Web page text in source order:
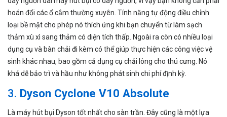
hoán đổi các ổ cắm thường xuyên. Tính năng tự động điều chỉnh
loại bề mặt cho phép nó thích ứng khi bạn chuyển từ làm sạch
thảm xù xì sang thảm có diện tích thấp. Ngoài ra còn có nhiều loại
dụng cụ và bàn chải đi kèm có thể giúp thực hiện các công việc vệ
sinh khác nhau, bao gồm cả dụng cụ chải lông cho thú cưng. Nó
khá dễ bảo trì và hầu như không phát sinh chi phí định kỳ.
3. Dyson Cyclone V10 Absolute
Là máy hút bụi Dyson tốt nhất cho sàn trần. Đây cũng là một lựa